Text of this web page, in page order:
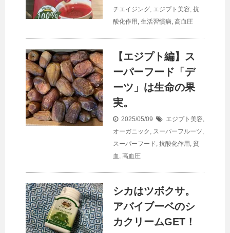
チエイジング, エジプト美容, 抗
酸化作用 , 生活習慣病, 高血圧
【エジプト編】ス
ーパーフード「デ
ーツ」は生命の果
実。
2025/05/09 エジプト美容,
オーガニック , スーパーフルーツ,
スーパーフード, 抗酸化作用 , 貧
血 , 高血圧
シカはツボクサ。
アバイブーベのシ
カクリームGET！